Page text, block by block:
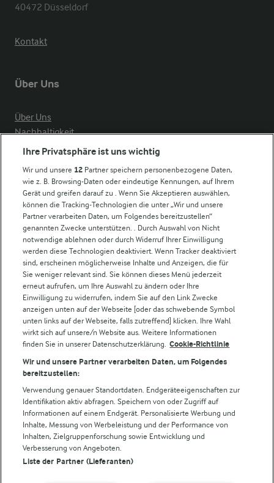
40472 Düsseldorf
Kontakt
Über Uns
Über Uns
Nachhaltigkeit
Compliance
Arla in anderen Ländern
Weitere Arla Websites
Castello
Lurpak
Arla Pro
Für unsere Landwirt:innen
Folge uns!
Ihre Privatsphäre ist uns wichtig
Wir und unsere 12 Partner speichern personenbezogene Daten,
wie z. B. Browsing-Daten oder eindeutige Kennungen, auf Ihrem
Gerät und greifen darauf zu . Wenn Sie Akzeptieren auswählen,
können die Tracking-Technologien die unter „Wir und unsere
Partner verarbeiten Daten, um Folgendes bereitzustellen“
genannten Zwecke unterstützen. . Durch Auswahl von Nicht
notwendige ablehnen oder durch Widerruf Ihrer Einwilligung
werden diese Technologien deaktiviert. Wenn Tracker deaktiviert
sind, erscheinen möglicherweise Inhalte und Anzeigen, die für
Sie weniger relevant sind. Sie können dieses Menü jederzeit
erneut aufrufen, um Ihre Auswahl zu ändern oder Ihre
Einwilligung zu widerrufen, indem Sie auf den Link Zwecke
anzeigen unten auf der Webseite [oder das schwebende Symbol
unten links auf der Webseite, falls zutreffend] klicken. Ihre Wahl
wirkt sich auf unsere/n Website aus. Weitere Informationen
finden Sie in unserer Datenschutzerklärung. Cookie-Richtlinie
Wir und unsere Partner verarbeiten Daten, um Folgendes
bereitzustellen:
Verwendung genauer Standortdaten. Endgeräteeigenschaften zur
Identifikation aktiv abfragen. Speichern von oder Zugriff auf
Informationen auf einem Endgerät. Personalisierte Werbung und
Inhalte, Messung von Werbeleistung und der Performance von
Inhalten, Zielgruppenforschung sowie Entwicklung und
Verbesserung von Angeboten.
Liste der Partner (Lieferanten)